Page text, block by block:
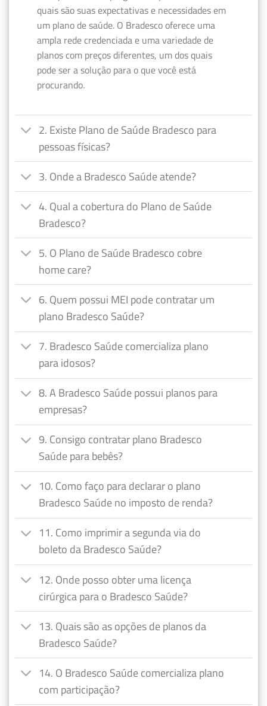
quais são suas expectativas e necessidades em
um plano de saúde. O Bradesco oferece uma
ampla rede credenciada e uma variedade de
planos com preços diferentes, um dos quais
pode ser a solução para o que você está
procurando.
2. Existe Plano de Saúde Bradesco para
pessoas físicas?
3. Onde a Bradesco Saúde atende?
4. Qual a cobertura do Plano de Saúde
Bradesco?
5. O Plano de Saúde Bradesco cobre
home care?
6. Quem possui MEI pode contratar um
plano Bradesco Saúde?
7. Bradesco Saúde comercializa plano
para idosos?
8. A Bradesco Saúde possui planos para
empresas?
9. Consigo contratar plano Bradesco
Saúde para bebês?
10. Como faço para declarar o plano
Bradesco Saúde no imposto de renda?
11. Como imprimir a segunda via do
boleto da Bradesco Saúde?
12. Onde posso obter uma licença
cirúrgica para o Bradesco Saúde?
13. Quais são as opções de planos da
Bradesco Saúde?
14. O Bradesco Saúde comercializa plano
com participação?